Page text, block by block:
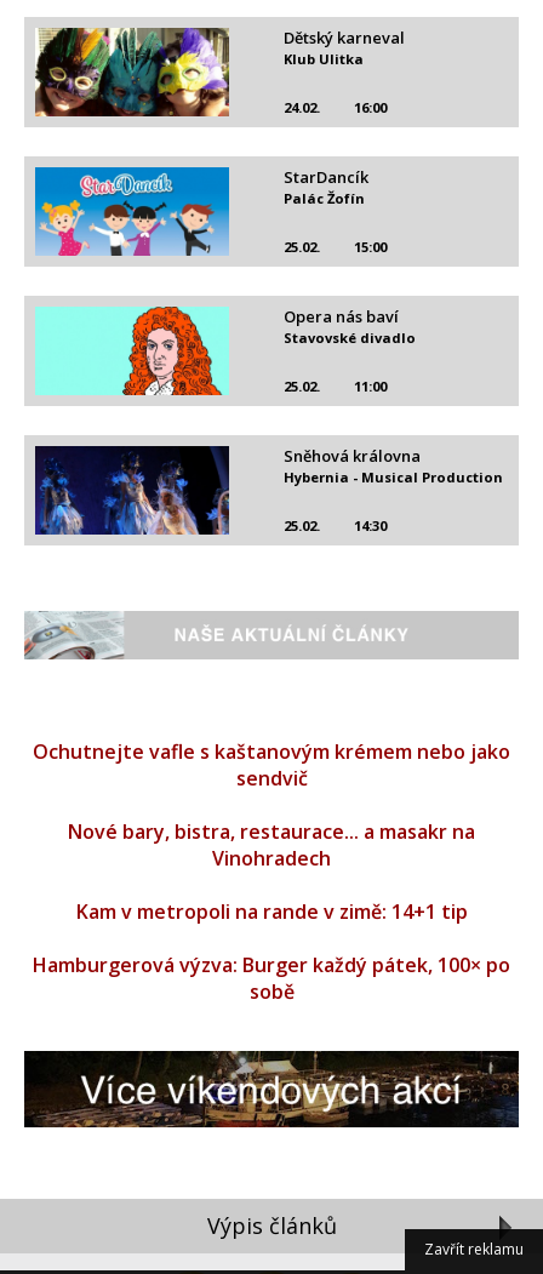
Zavřít reklamu
Dětský karneval
24.02. 16:00
Klub Ulitka
StarDancík
25.02. 15:00
Palác Žofín
Opera nás baví
25.02. 11:00
Stavovské divadlo
Sněhová královna
25.02. 14:30
Hybernia - Musical Production
Ochutnejte vafle s kaštanovým krémem nebo jako
sendvič
Nové bary, bistra, restaurace... a masakr na
Vinohradech
Kam v metropoli na rande v zimě: 14+1 tip
Hamburgerová výzva: Burger každý pátek, 100× po
sobě
Výpis článků